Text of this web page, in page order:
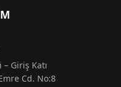
Giriş Katı
Cd. No:8